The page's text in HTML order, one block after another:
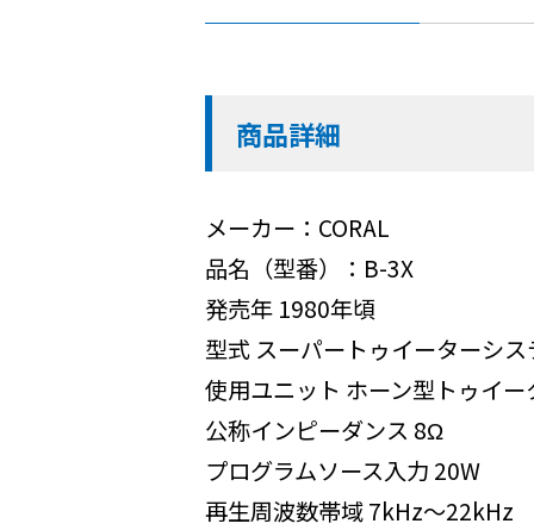
商品詳細
メーカー：CORAL
品名（型番）：B-3X
発売年 1980年頃
型式 スーパートゥイーターシス
使用ユニット ホーン型トゥイ
公称インピーダンス 8Ω
プログラムソース入力 20W
再生周波数帯域 7kHz～22kHz